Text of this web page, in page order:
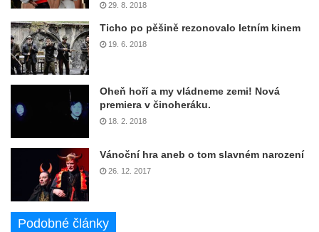
29. 8. 2018
Ticho po pěšině rezonovalo letním kinem
19. 6. 2018
Oheň hoří a my vládneme zemi! Nová
premiera v činoheráku.
18. 2. 2018
Vánoční hra aneb o tom slavném narození
26. 12. 2017
Podobné články